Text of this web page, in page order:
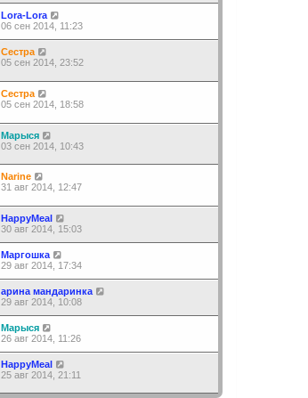
Lora-Lora
06 сен 2014, 11:23
Сестра
05 сен 2014, 23:52
Сестра
05 сен 2014, 18:58
Марыся
03 сен 2014, 10:43
Narine
31 авг 2014, 12:47
HappyMeal
30 авг 2014, 15:03
Маргошка
29 авг 2014, 17:34
арина мандаринка
29 авг 2014, 10:08
Марыся
26 авг 2014, 11:26
HappyMeal
25 авг 2014, 21:11